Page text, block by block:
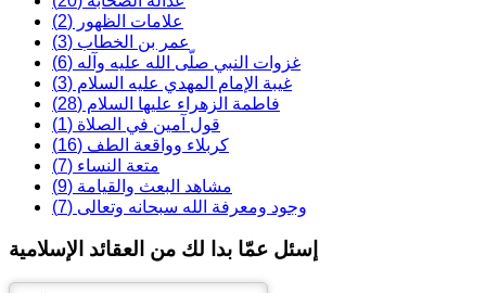
علامات الظهور (2)
عمر بن الخطاب (3)
غزوات النبي صلّى الله عليه وآله (6)
غيبة الإمام المهدي عليه السلام (3)
فاطمة الزهراء عليها السلام (28)
قول آمين في الصلاة (1)
كربلاء وواقعة الطف (16)
متعة النساء (7)
مشاهد البعث والقيامة (9)
وجود ومعرفة الله سبحانه وتعالى (7)
إسئل عمّا بدا لك من العقائد الإسلامية